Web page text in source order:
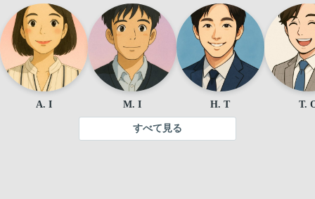
A. I M. I H. T T.
すべて見る